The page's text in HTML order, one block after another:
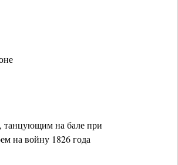
танцующим на бале при
на войну 1826 года